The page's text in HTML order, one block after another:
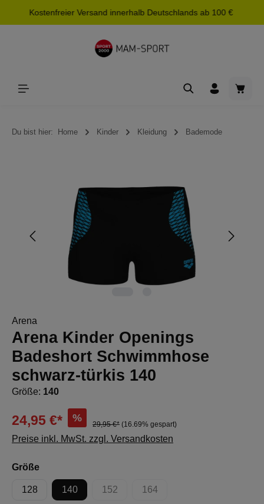
springen
Kostenfreier Versand innerhalb Deutschlands ab 100 €
Du bist hier: Home Kinder Kleidung Bademode
Arena
Arena Kinder Openings
Badeshort Schwimmhose
schwarz-türkis 140
Größe: 140
24,95 €* %
29,95 €* (16.69% gespart)
Preise inkl. MwSt. zzgl. Versandkosten
Größeauswählen
128 140 152
(Diese Option ist zurzeit nicht verfügbar.)
164
(Diese Option ist zurzeit nicht